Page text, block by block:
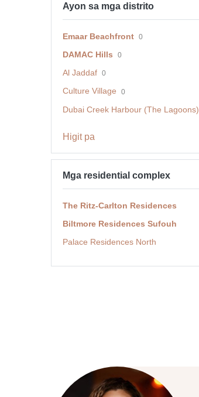
Ayon sa mga distrito
Emaar Beachfront 0
DAMAC Hills 0
Al Jaddaf 0
Culture Village 0
Dubai Creek Harbour (The Lagoons)
Higit pa
Mga residential complex
The Ritz-Carlton Residences
Biltmore Residences Sufouh
Palace Residences North